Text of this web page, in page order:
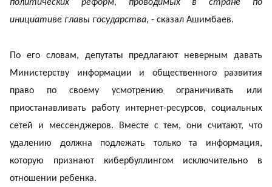
политических реформ, проводимых в стране по
инициативе главы государства, - сказал Ашимбаев.
По его словам, депутаты предлагают неверным давать
Министерству информации и общественного развития
право по своему усмотрению ограничивать или
приостанавливать работу интернет-ресурсов, социальных
сетей и мессенджеров. Вместе с тем, они считают, что
удалению должна подлежать только та информация,
которую признают кибербуллингом исключительно в
отношении ребенка.